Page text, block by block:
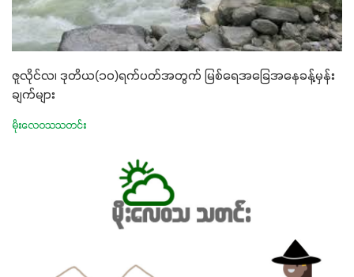
ဇူလိုင်လ၊ ဒုတိယ(၁၀)ရက်ပတ်အတွက် မြစ်ရေအခြေအနေခန့်မှန်း
ချက်များ
မိုးလေဝသသတင်း